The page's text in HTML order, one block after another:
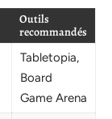
Outils
recommandés
Tabletopia,
Board
Game Arena